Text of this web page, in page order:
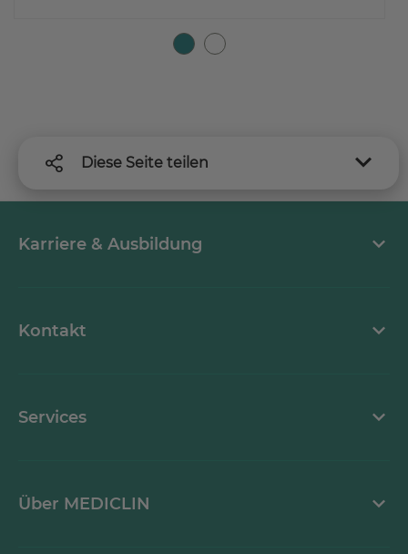
Diese Seite teilen
Karriere & Ausbildung
Kontakt
Services
Über MEDICLIN